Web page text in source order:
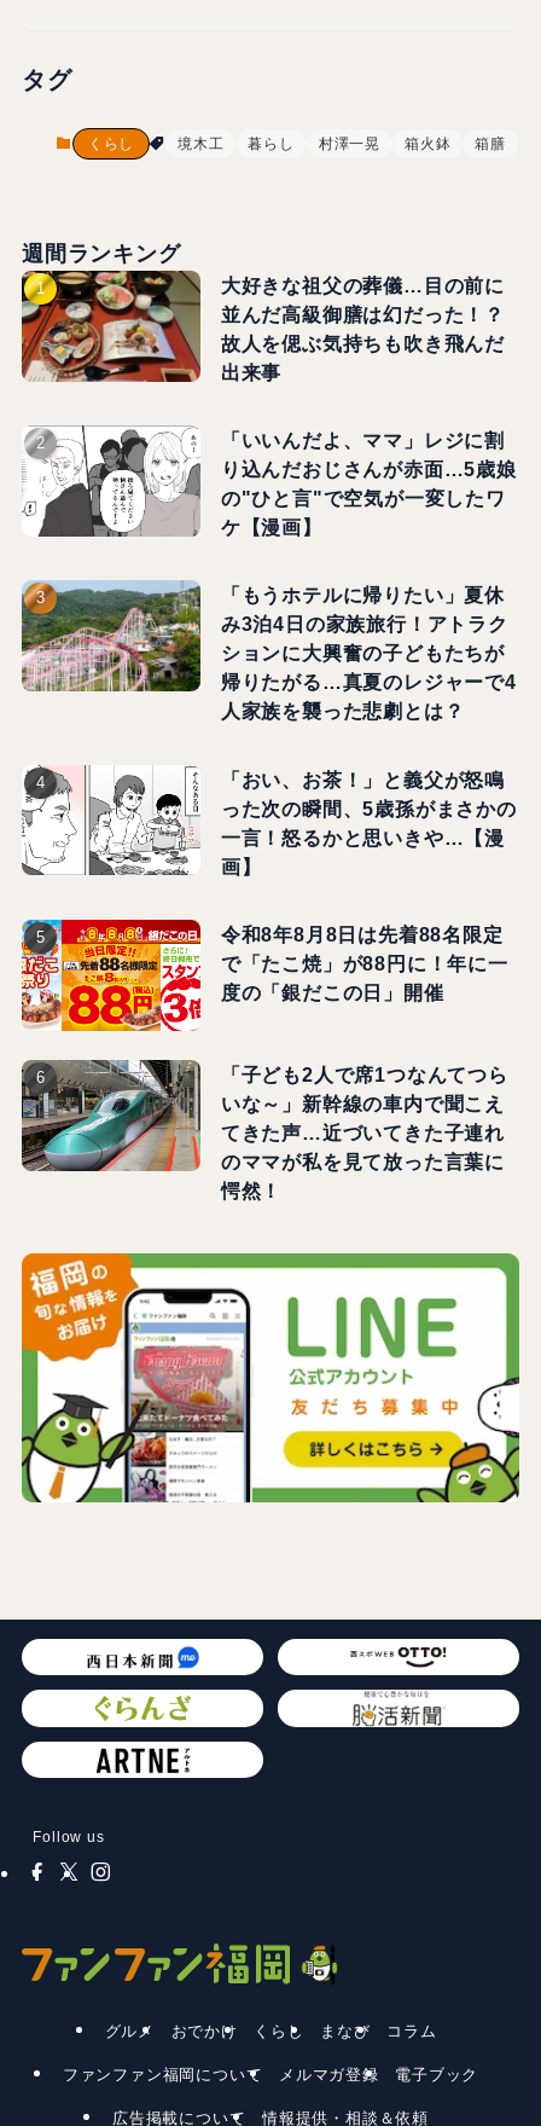
タグ
くらし 境木工 暮らし 村澤一晃 箱火鉢 箱膳
週間ランキング
大好きな祖父の葬儀…目の前に
並んだ高級御膳は幻だった！？
故人を偲ぶ気持ちも吹き飛んだ
出来事
「いいんだよ、ママ」レジに割
り込んだおじさんが赤面…5歳娘
の"ひと言"で空気が一変したワ
ケ【漫画】
「もうホテルに帰りたい」夏休
み3泊4日の家族旅行！アトラク
ションに大興奮の子どもたちが
帰りたがる…真夏のレジャーで4
人家族を襲った悲劇とは？
「おい、お茶！」と義父が怒鳴
った次の瞬間、5歳孫がまさかの
一言！怒るかと思いきや…【漫
画】
令和8年8月8日は先着88名限定
で「たこ焼」が88円に！年に一
度の「銀だこの日」開催
「子ども2人で席1つなんてつら
いな～」新幹線の車内で聞こえ
てきた声…近づいてきた子連れ
のママが私を見て放った言葉に
愕然！
Follow us
グルメ おでかけ くらし まなび コラム
ファンファン福岡について メルマガ登録 電子ブック
広告掲載について 情報提供・相談＆依頼